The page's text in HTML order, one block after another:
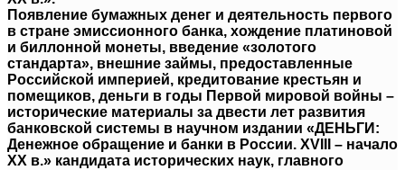
Появление бумажных денег и деятельность первого
в стране эмиссионного банка, хождение платиновой
и биллонной монеты, введение «золотого
стандарта», внешние займы, предоставленные
Российской империей, кредитование крестьян и
помещиков, деньги в годы Первой мировой войны –
исторические материалы за двести лет развития
банковской системы в научном издании «ДЕНЬГИ:
Денежное обращение и банки в России. XVIII – начало
XX в.» кандидата исторических наук, главного